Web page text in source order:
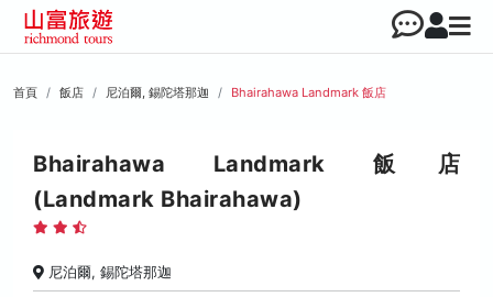
首頁 飯店 尼泊爾, 錫陀塔那迦 Bhairahawa Landmark 飯店
Bhairahawa Landmark 飯店
(Landmark Bhairahawa)
尼泊爾, 錫陀塔那迦